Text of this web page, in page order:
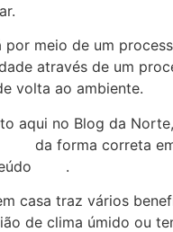
por meio de um
através de um
volta ao ambiente.
aqui no Blog da
da forma correta
.
casa traz vários
de clima úmido ou